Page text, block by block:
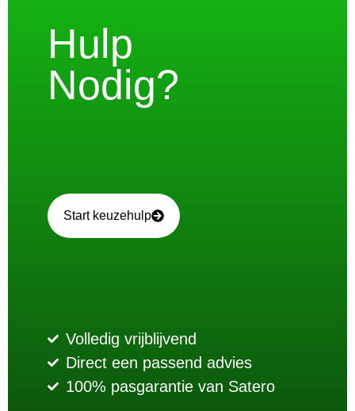
Hulp
Nodig?
Start keuzehulp
Volledig vrijblijvend
Direct een passend advies
100% pasgarantie van Satero